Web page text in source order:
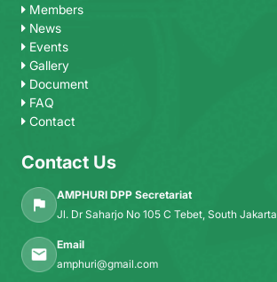
Members
News
Events
Gallery
Document
FAQ
Contact
Contact Us
AMPHURI DPP Secretariat
Jl. Dr Saharjo No 105 C Tebet, South Jakarta
Email
amphuri@gmail.com